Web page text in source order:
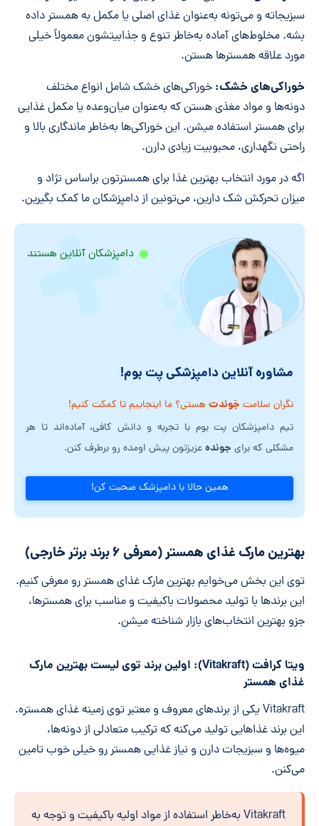
سبزیجاته و می‌تونه به‌عنوان غذای اصلی یا مکمل به همستر داده
بشه. مخلوط‌های آماده به‌خاطر تنوع و جذابیتشون معمولاً خیلی
مورد علاقه همسترها هستن.
خوراکی‌های خشک: خوراکی‌های خشک شامل انواع مختلف
دونه‌ها و مواد مغذی هستن که به‌عنوان میان‌وعده یا مکمل غذایی
برای همستر استفاده میشن. این خوراکی‌ها به‌خاطر ماندگاری بالا و
راحتی نگهداری، محبوبیت زیادی دارن.
اگه در مورد انتخاب بهترین غذا برای همسترتون براساس نژاد و
میزان تحرکش شک دارین، می‌تونین از دامپزشکان ما کمک بگیرین.
دامپزشکان آنلاین هستند
مشاوره آنلاین دامپزشکی پت بوم!
نگران سلامت جَوندتهستی؟ ما اینجاییم تا کمکت کنیم!
تیم دامپزشکان پت بوم با تجربه و دانش کافی، آماده‌اند تا هر
مشکلی که برای جوندهعزیزتون پیش اومده رو برطرف کنن.
همین حالا با دامپزشک صحبت کن!
بهترین مارک‌ غذای همستر (معرفی ۶ برند برتر خارجی)
توی این بخش می‌خوایم بهترین مارک غذای همستر رو معرفی کنیم.
این برندها با تولید محصولات باکیفیت و مناسب برای همسترها،
جزو بهترین انتخاب‌های بازار شناخته میشن.
ویتا کرافت (Vitakraft): اولین برند توی لیست بهترین مارک
غذای همستر
Vitakraft یکی از برندهای معروف و معتبر توی زمینه غذای همستره.
این برند غذاهایی تولید می‌کنه که ترکیب متعادلی از دونه‌ها،
میوه‌ها و سبزیجات دارن و نیاز غذایی همستر رو خیلی خوب تامین
می‌کنن.
Vitakraft به‌خاطر استفاده از مواد اولیه باکیفیت و توجه به